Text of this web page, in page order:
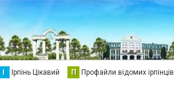
І Ірпінь Цікавий П Профайли відомих ірпінців